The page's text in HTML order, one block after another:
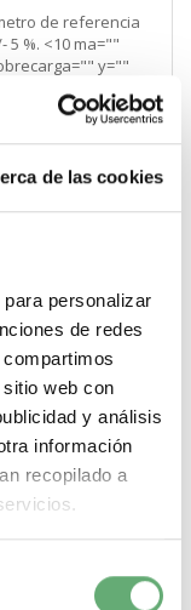
de las cookies
personalizar
de redes
web con
y análisis
información
recopilado a
de referencia
5 %. <10 ma=""
y=""
- tipo de cable: